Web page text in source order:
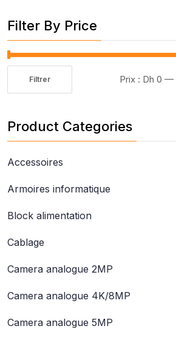
Filter By Price
Filtrer Prix : Dh 0 —
Product Categories
Accessoires
Armoires informatique
Block alimentation
Cablage
Camera analogue 2MP
Camera analogue 4K/8MP
Camera analogue 5MP